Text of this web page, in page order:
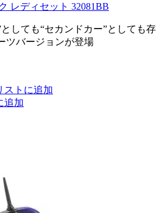
レディセット 32081BB
しても“セカンドカー”としても存
ツバージョンが登場
ストに追加
追加